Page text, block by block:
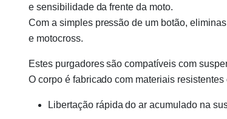
e sensibilidade da frente da moto.
Com a simples pressão de um botão,
e motocross.
Estes purgadores são compatíveis com
O corpo é fabricado com materiais
Libertação rápida do ar acumulado na